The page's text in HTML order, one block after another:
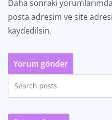
Daha sonraki
posta adresim ve site
kaydedilsin.